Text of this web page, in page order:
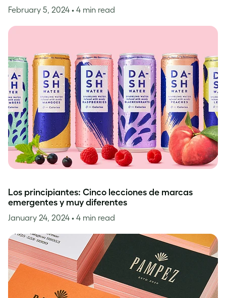
February 5, 2024 • 4 min read
Los principiantes: Cinco lecciones de marcas
emergentes y muy diferentes
January 24, 2024 • 4 min read